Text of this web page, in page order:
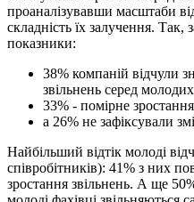
проаналізувавши масштаби
складність їх залучення. Так,
показники:
38% компаній відчули
звільнень серед
33% - помірне
а 26% не зафіксували
Найбільший відтік молоді
співробітників): 41% з них
зростання звільнень. А ще